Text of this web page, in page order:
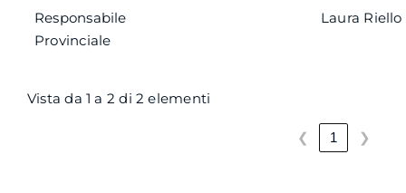
Responsabile
Provinciale
Laura Riello
Vista da 1 a 2 di 2 elementi
❮ 1 ❯